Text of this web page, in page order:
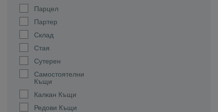
Парцел
Партер
Склад
Стая
Сутерен
Самостоятелни
Къщи
Калкан Къщи
Редови Къщи